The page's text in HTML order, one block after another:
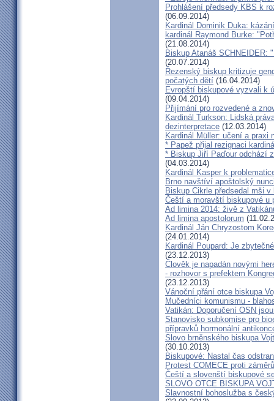
Prohlášení předsedy KBS k
(06.09.2014)
Kardinál Dominik Duka:
kardinál Raymond Burke:
(21.08.2014)
Biskup Atanáš
(20.07.2014)
Řezenský biskup kritizuje
počatých dětí (16.04.2014)
Evropští biskupové vyzvali k
(09.04.2014)
Přijímání pro rozvedené a
Kardinál Turkson: Lidská
dezinterpretace (12.03.2014)
Kardinál Müller: učení a praxi
* Papež přijal rezignaci
* Biskup Jiří Paďour odchází
(04.03.2014)
Kardinál Kasper k
Brno navštíví apoštolský
Biskup Cikrle předsedal mši
Čeští a moravští biskupové u
Ad limina 2014: živě z
Ad limina apostolorum
Kardinál Ján Chryzostom
(24.01.2014)
Kardinál Poupard: Je
(23.12.2013)
Člověk je napadán novými
- rozhovor s prefektem
(23.12.2013)
Vánoční přání otce biskupa
Mučedníci komunismu -
Vatikán: Doporučení OSN
Stanovisko subkomise pro
přípravků hormonální
Slovo brněnského biskupa
(30.10.2013)
Biskupové: Nastal čas
Protest COMECE proti
Čeští a slovenští biskupové
SLOVO OTCE BISKUPA
Slavnostní bohoslužba s